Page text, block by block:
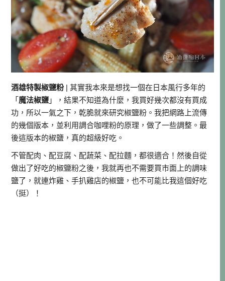
酒雄特製椒鹽粉| 其實我本來是想找一個在日本風行多年的
「 魔法椒鹽 」，結果不知道為什麼，我買好幾次都沒有買成
功，所以一氣之下，乾脆就來研究椒鹽粉。我把網路上流傳
的幾個版本，並利用調合咖哩粉的原理，做了一些調整。最
後這版本的椒鹽，真的超級好吃。
不管配肉、配豆腐、配蔬菜、配拉麵，都很適合！然後自從
做出了好吃的椒鹽粉之後，我就再也不需要買市面上的調味
鹽了，就連炸雞、手扒雞店的椒鹽，也不可能比我這個好吃
（挺）！